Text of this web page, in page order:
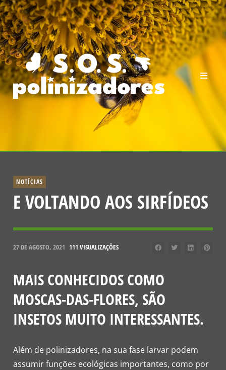
NOTÍCIAS
E VOLTANDO AOS SIRFÍDEOS
27 DE AGOSTO, 2021 111 VISUALIZAÇÕES
MAIS CONHECIDOS COMO
MOSCAS-DAS-FLORES, SÃO
INSETOS MUITO INTERESSANTES.
Além de polinizadores, na sua fase larvar podem
assumir funções ecológicas importantes, como por